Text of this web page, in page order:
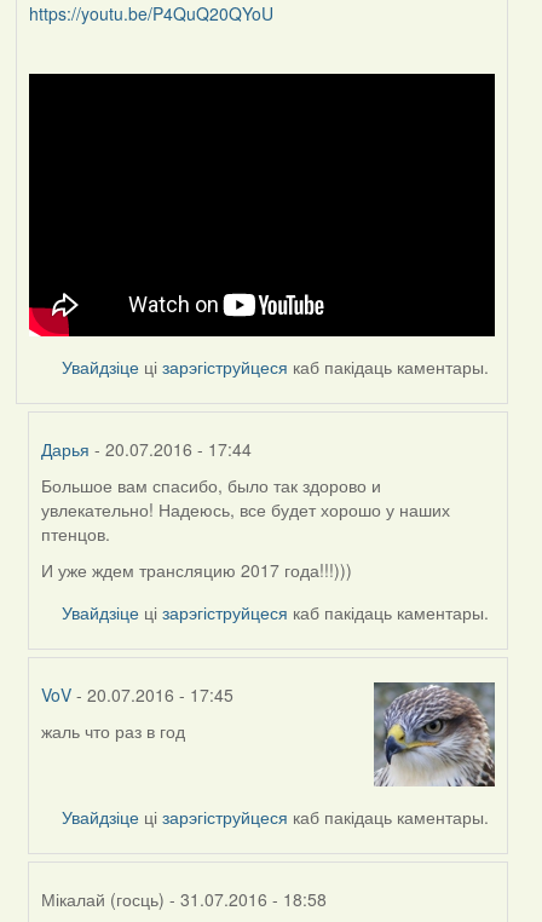
https://youtu.be/P4QuQ20QYoU
Увайдзіце цізарэгіструйцеся каб пакідаць каментары.
Дарья - 20.07.2016 - 17:44
In
reply
to
by
Большое вам спасибо, было так здорово и
увлекательно! Надеюсь, все будет хорошо у наших
птенцов.
И уже ждем трансляцию 2017 года!!!)))
Увайдзіце цізарэгіструйцеся каб пакідаць каментары.
VoV - 20.07.2016 - 17:45
In
жаль что раз в год
Увайдзіце цізарэгіструйцеся каб пакідаць каментары.
Мікалай (госць) - 31.07.2016 - 18:58